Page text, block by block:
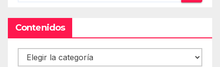
Contenidos
Contenidos